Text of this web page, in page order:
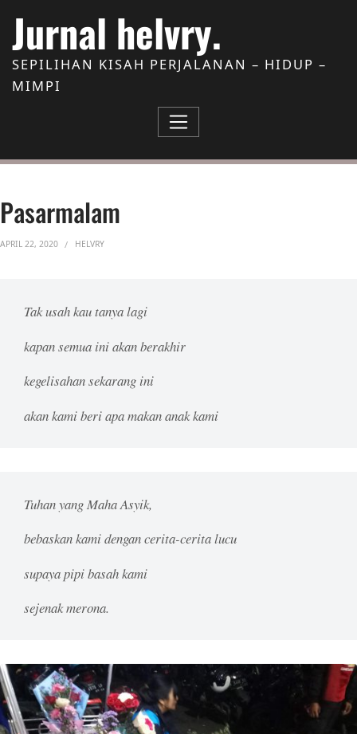
Jurnal helvry.
SEPILIHAN KISAH PERJALANAN – HIDUP –
MIMPI
Pasarmalam
APRIL 22, 2020 HELVRY
Tak usah kau tanya lagi
kapan semua ini akan berakhir
kegelisahan sekarang ini
akan kami beri apa makan anak kami
Tuhan yang Maha Asyik,
bebaskan kami dengan cerita-cerita lucu
supaya pipi basah kami
sejenak merona.